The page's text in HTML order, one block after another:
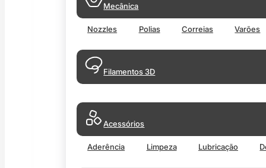
Mecânica
Nozzles Polias Correias Varões
Filamentos 3D
Acessórios
Aderência Limpeza Lubricação